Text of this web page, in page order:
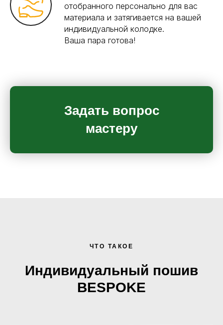
отобранного персонально для вас
материала и затягивается на вашей
индивидуальной колодке.
Ваша пара готова!
Задать вопрос
мастеру
ЧТО ТАКОЕ
Индивидуальный пошив
BESPOKE